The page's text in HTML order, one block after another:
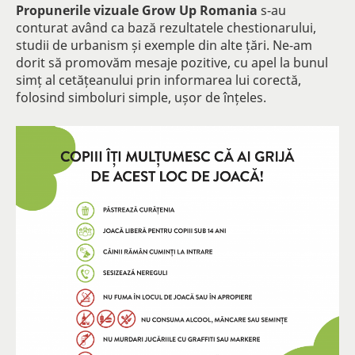
Propunerile vizuale Grow Up Romania s-au
conturat având ca bază rezultatele chestionarului,
studii de urbanism și exemple din alte țări. Ne-am
dorit să promovăm mesaje pozitive, cu apel la bunul
simț al cetățeanului prin informarea lui corectă,
folosind simboluri simple, ușor de înțeles.